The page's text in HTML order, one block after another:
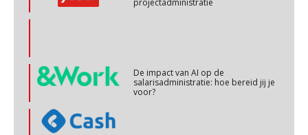
voor?
OKT
MOCuitgevers
OKT
MOCuitgevers